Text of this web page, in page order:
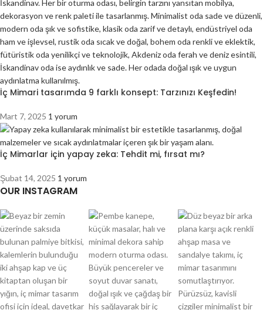
İç Mimari tasarımda 9 farklı konsept: Tarzınızı Keşfedin!
Mart 7, 2025 1 yorum
İç Mimarlar için yapay zeka: Tehdit mi, fırsat mı?
Şubat 14, 2025 1 yorum
OUR INSTAGRAM